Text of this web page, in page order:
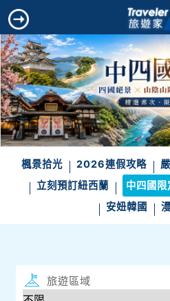
楓景拾光 2026連假攻略
立刻預訂紐西蘭
中四國限
安妞韓國
旅遊區域